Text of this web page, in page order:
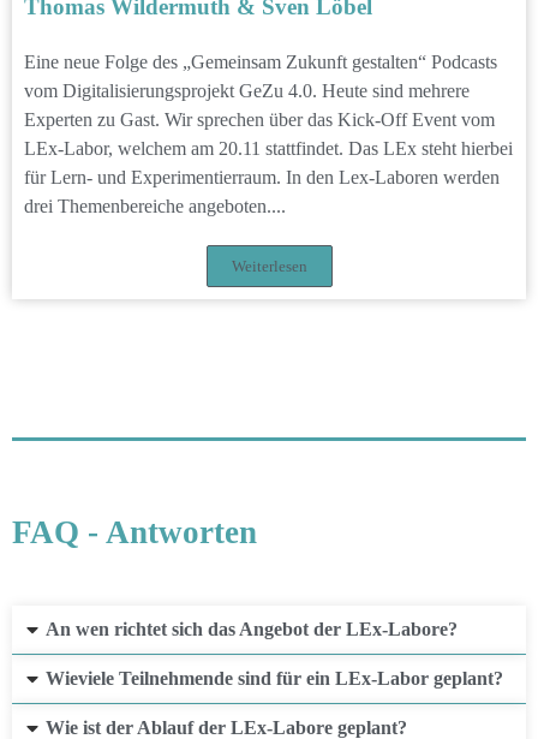
Thomas Wildermuth & Sven Löbel
Eine neue Folge des „Gemeinsam Zukunft gestalten“ Podcasts
vom Digitalisierungsprojekt GeZu 4.0. Heute sind mehrere
Experten zu Gast. Wir sprechen über das Kick-Off Event vom
LEx-Labor, welchem am 20.11 stattfindet. Das LEx steht hierbei
für Lern- und Experimentierraum. In den Lex-Laboren werden
drei Themenbereiche angeboten....
Weiterlesen
FAQ - Antworten
An wen richtet sich das Angebot der LEx-Labore?
Wieviele Teilnehmende sind für ein LEx-Labor geplant?
Wie ist der Ablauf der LEx-Labore geplant?